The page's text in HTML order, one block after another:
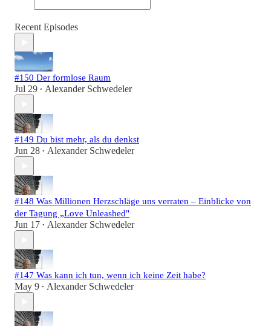
Recent Episodes
#150 Der formlose Raum
Jul 29 • Alexander Schwedeler
#149 Du bist mehr, als du denkst
Jun 28 • Alexander Schwedeler
#148 Was Millionen Herzschläge uns verraten – Einblicke von
der Tagung „Love Unleashed"
Jun 17 • Alexander Schwedeler
#147 Was kann ich tun, wenn ich keine Zeit habe?
May 9 • Alexander Schwedeler